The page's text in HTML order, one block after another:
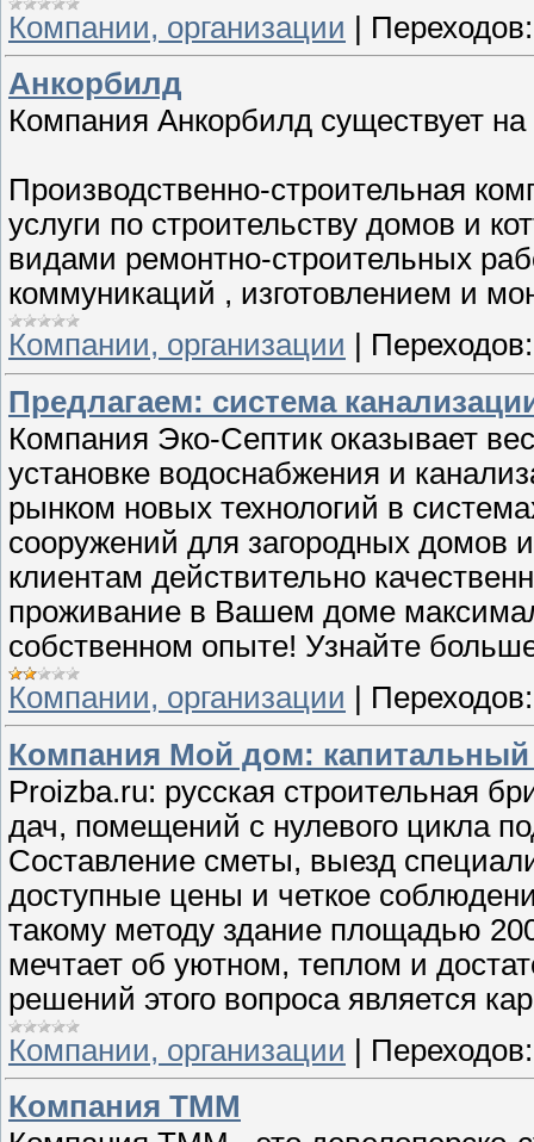
Компании, организации | Переходов:
Анкорбилд
Компания Анкорбилд существует на
Производственно-строительная
услуги по строительству домов и
видами ремонтно-строительных
коммуникаций , изготовлением и
Компании, организации
Переходов:
Предлагаем: система
Компания Эко-Септик оказывает
установке водоснабжения и
рынком новых технологий в
сооружений для загородных домов
клиентам действительно
проживание в Вашем доме
собственном опыте! Узнайте
Компании, организации
Переходов:
Компания Мой дом:
Proizba.ru: русская строительная
дач, помещений с нулевого цикла
Составление сметы, выезд
доступные цены и четкое
такому методу здание площадью
мечтает об уютном, теплом и
решений этого вопроса является
Компании, организации | Переходов:
Компания ТММ